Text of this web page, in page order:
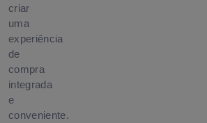
criar
uma
experiência
de
compra
integrada
e
conveniente.